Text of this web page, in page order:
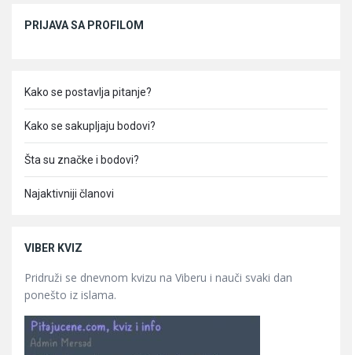
PRIJAVA SA PROFILOM
Kako se postavlja pitanje?
Kako se sakupljaju bodovi?
Šta su značke i bodovi?
Najaktivniji članovi
VIBER KVIZ
Pridruži se dnevnom kvizu na Viberu i nauči svaki dan
ponešto iz islama.